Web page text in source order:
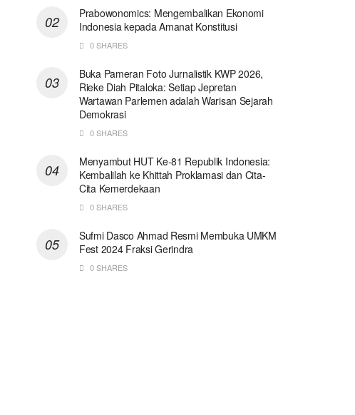
Prabowonomics: Mengembalikan Ekonomi
Indonesia kepada Amanat Konstitusi
0 SHARES
Buka Pameran Foto Jurnalistik KWP 2026,
Rieke Diah Pitaloka: Setiap Jepretan
Wartawan Parlemen adalah Warisan Sejarah
Demokrasi
0 SHARES
Menyambut HUT Ke-81 Republik Indonesia:
Kembalilah ke Khittah Proklamasi dan Cita-
Cita Kemerdekaan
0 SHARES
Sufmi Dasco Ahmad Resmi Membuka UMKM
Fest 2024 Fraksi Gerindra
0 SHARES